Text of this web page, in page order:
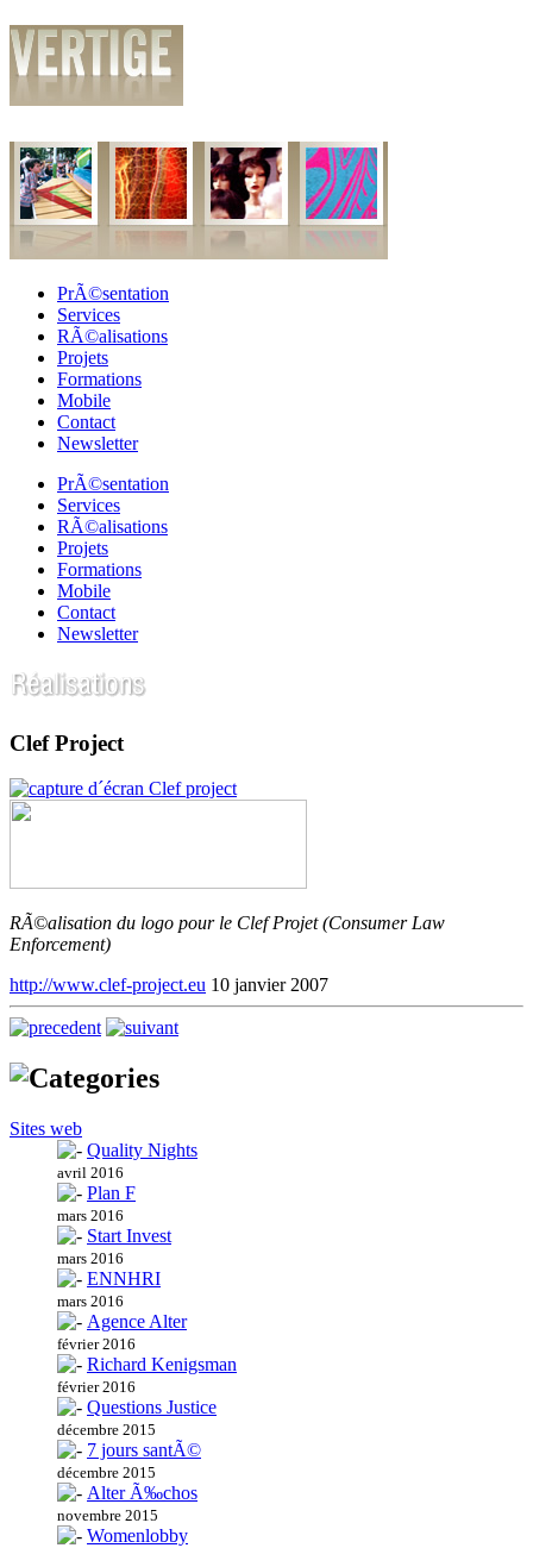
PrÃ©sentation
Services
RÃ©alisations
Projets
Formations
Mobile
Contact
Newsletter
PrÃ©sentation
Services
RÃ©alisations
Projets
Formations
Mobile
Contact
Newsletter
Clef Project
RÃ©alisation du logo pour le Clef Projet (Consumer Law
Enforcement)
http://www.clef-project.eu 10 janvier 2007
Sites web
Quality Nights
avril 2016
Plan F
mars 2016
Start Invest
mars 2016
ENNHRI
mars 2016
Agence Alter
février 2016
Richard Kenigsman
février 2016
Questions Justice
décembre 2015
7 jours santÃ©
décembre 2015
Alter Ã‰chos
novembre 2015
Womenlobby